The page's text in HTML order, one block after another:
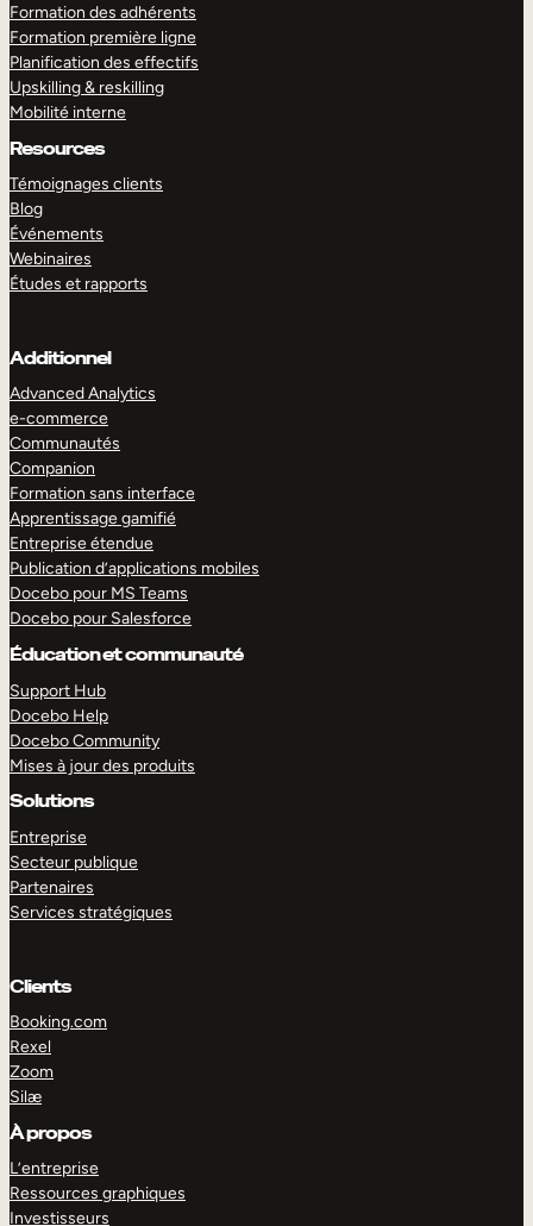
Formation des adhérents
Formation première ligne
Planification des effectifs
Upskilling & reskilling
Mobilité interne
Resources
Témoignages clients
Blog
Événements
Webinaires
Études et rapports
Additionnel
Advanced Analytics
e-commerce
Communautés
Companion
Formation sans interface
Apprentissage gamifié
Entreprise étendue
Publication d’applications mobiles
Docebo pour MS Teams
Docebo pour Salesforce
Éducation et communauté
Support Hub
Docebo Help
Docebo Community
Mises à jour des produits
Solutions
Entreprise
Secteur publique
Partenaires
Services stratégiques
Clients
Booking.com
Rexel
Zoom
Silæ
À propos
L’entreprise
Ressources graphiques
Investisseurs